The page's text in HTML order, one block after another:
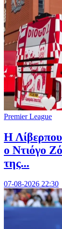
Premier League
Η
ο Ντιόγο
της...
07-08-2026 22:30